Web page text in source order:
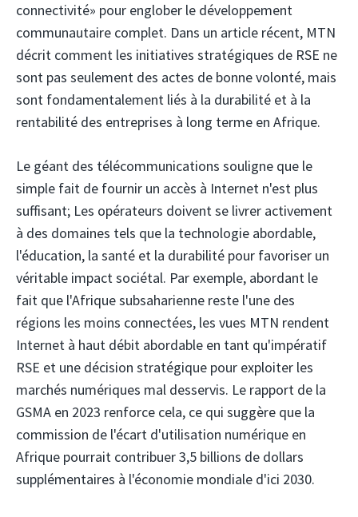
connectivité» pour englober le développement
communautaire complet. Dans un article récent, MTN
décrit comment les initiatives stratégiques de RSE ne
sont pas seulement des actes de bonne volonté, mais
sont fondamentalement liés à la durabilité et à la
rentabilité des entreprises à long terme en Afrique.
Le géant des télécommunications souligne que le
simple fait de fournir un accès à Internet n'est plus
suffisant; Les opérateurs doivent se livrer activement
à des domaines tels que la technologie abordable,
l'éducation, la santé et la durabilité pour favoriser un
véritable impact sociétal. Par exemple, abordant le
fait que l'Afrique subsaharienne reste l'une des
régions les moins connectées, les vues MTN rendent
Internet à haut débit abordable en tant qu'impératif
RSE et une décision stratégique pour exploiter les
marchés numériques mal desservis. Le rapport de la
GSMA en 2023 renforce cela, ce qui suggère que la
commission de l'écart d'utilisation numérique en
Afrique pourrait contribuer 3,5 billions de dollars
supplémentaires à l'économie mondiale d'ici 2030.